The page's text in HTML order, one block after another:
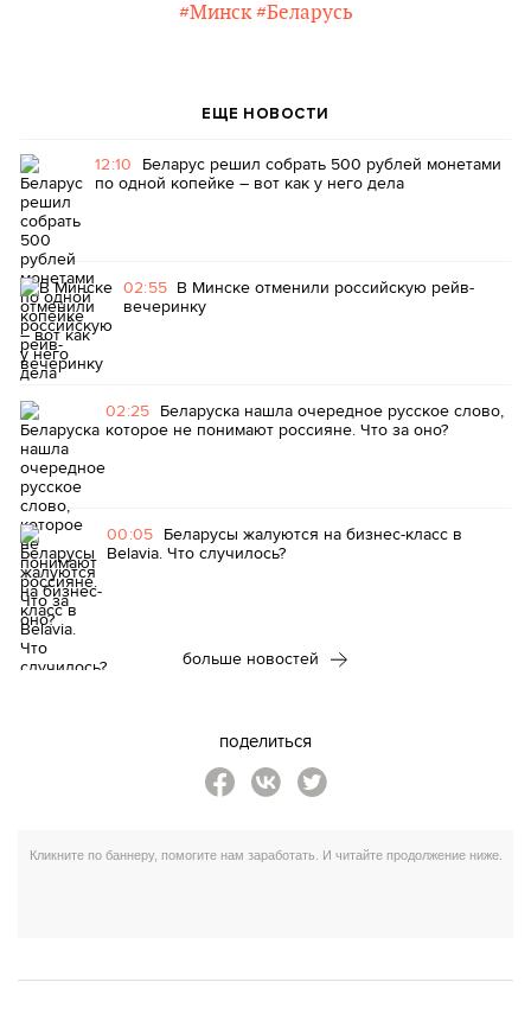
#Минск #Беларусь
ЕЩЕ НОВОСТИ
12:10 Беларус решил собрать 500 рублей монетами
по одной копейке – вот как у него дела
02:55 В Минске отменили российскую рейв-
вечеринку
02:25 Беларуска нашла очередное русское слово,
которое не понимают россияне. Что за оно?
00:05 Беларусы жалуются на бизнес-класс в
Belavia. Что случилось?
больше новостей
поделиться